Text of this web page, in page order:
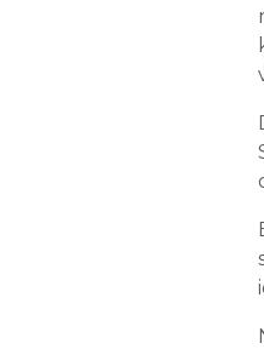
Information om